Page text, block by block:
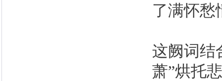
了满怀愁
这阙词结
萧”烘托